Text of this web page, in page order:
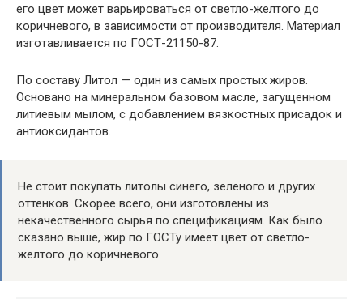
его цвет может варьироваться от светло-желтого до
коричневого, в зависимости от производителя. Материал
изготавливается по ГОСТ-21150-87.
По составу Литол — один из самых простых жиров.
Основано на минеральном базовом масле, загущенном
литиевым мылом, с добавлением вязкостных присадок и
антиоксидантов.
Не стоит покупать литолы синего, зеленого и других
оттенков. Скорее всего, они изготовлены из
некачественного сырья по спецификациям. Как было
сказано выше, жир по ГОСТу имеет цвет от светло-
желтого до коричневого.